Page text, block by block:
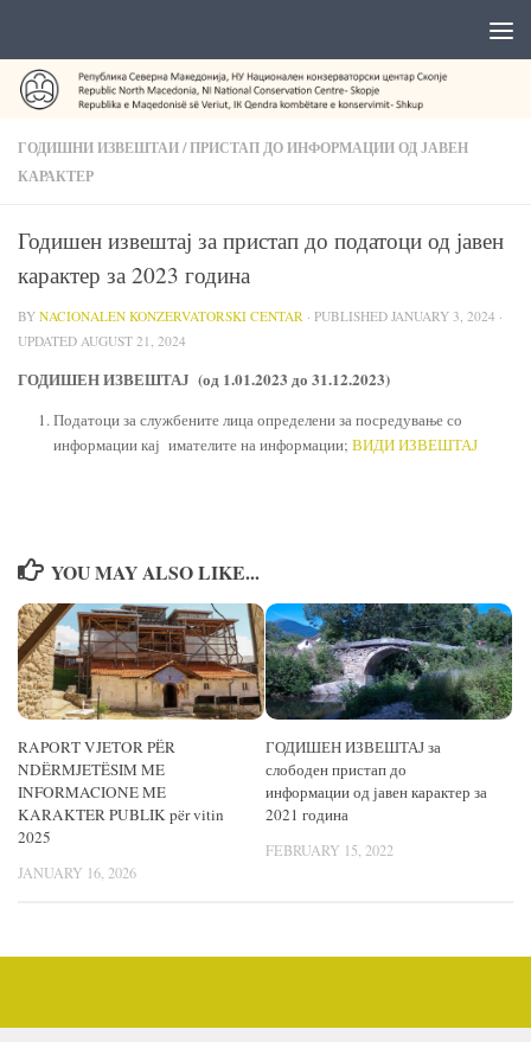
ГОДИШНИ ИЗВЕШТАИ/ПРИСТАП ДО ИНФОРМАЦИИ ОД ЈАВЕН
КАРАКТЕР
Годишен извештај за пристап до податоци од јавен
карактер за 2023 година
BY NACIONALEN KONZERVATORSKI CENTAR · PUBLISHED JANUARY 3, 2024 ·
UPDATED AUGUST 21, 2024
ГОДИШЕН ИЗВЕШТАЈ (од 1.01.2023 до 31.12.2023)
Податоци за службените лица определени за посредување со
информации кај имателите на информации; ВИДИ ИЗВЕШТАЈ
YOU MAY ALSO LIKE...
RAPORT VJETOR PËR
NDËRMJETËSIM ME
INFORMACIONE ME
KARAKTER PUBLIK për vitin
2025
JANUARY 16, 2026
ГОДИШЕН ИЗВЕШТАЈ за
слободен пристап до
информации од јавен карактер за
2021 година
FEBRUARY 15, 2022